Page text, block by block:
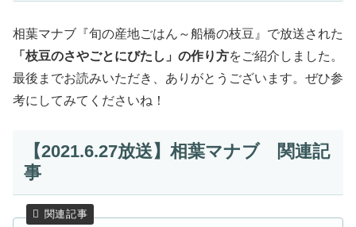
相葉マナブ『旬の産地ごはん～船橋の枝豆』で放送された
「枝豆のさやごとにびたし」の作り方をご紹介しました。
最後までお読みいただき、ありがとうございます。ぜひ参
考にしてみてくださいね！
【2021.6.27放送】相葉マナブ 関連記
事